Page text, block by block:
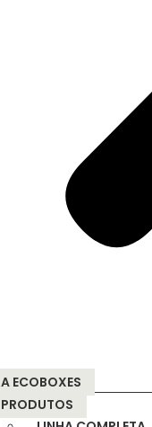
A ECOBOXES
PRODUTOS